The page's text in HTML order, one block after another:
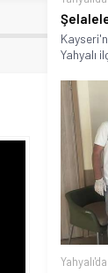
Yahyalı